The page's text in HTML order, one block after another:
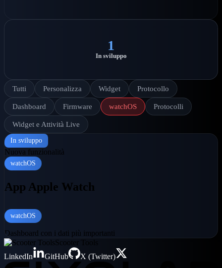
1
In sviluppo
Tutti Personalizza Widget Protocollo
Dashboard Firmware watchOS Protocolli
Widget e Attività Live
In sviluppo
Nuova funzionalità
watchOS
App Apple Watch
watchOS
Dashboard con i dati più importanti
Scooter Tools
LinkedIn
GitHub X (Twitter)